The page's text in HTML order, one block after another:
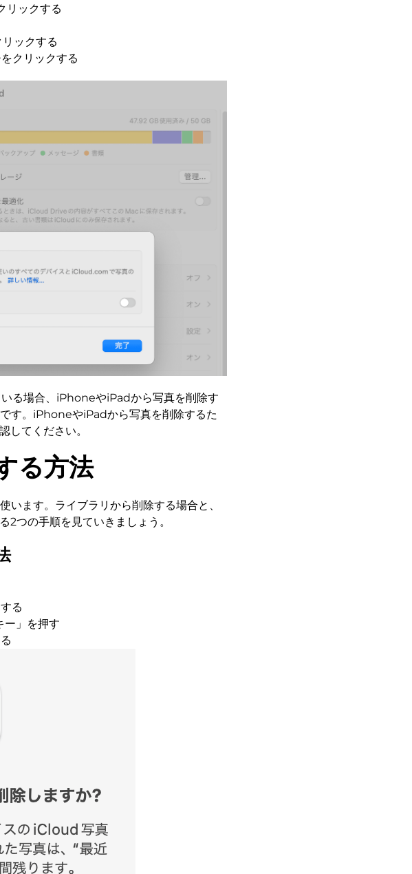
リックする
ックする
クリックする
る場合、iPhoneやiPadから写真を削除す
す。iPhoneやiPadから写真を削除するた
してください。
る方法
ます。ライブラリから削除する場合と、
2つの手順を見ていきましょう。
る
」を押す